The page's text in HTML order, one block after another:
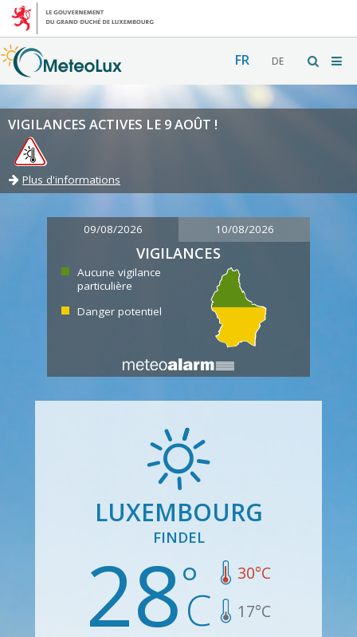
FR DE
VIGILANCES ACTIVES LE 9 AOÛT !
Plus d'informations
09/08/2026 10/08/2026
VIGILANCES
Aucune vigilance
particulière
Danger potentiel
LUXEMBOURG
FINDEL
28 30°C
17°C